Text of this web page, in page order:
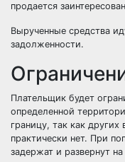
продается
Вырученные средства
задолженности.
Плательщик будет
определенной
границу, так как
практически нет. При
задержат и развернут на